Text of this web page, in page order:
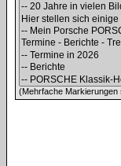
(Mehrfache Markierungen